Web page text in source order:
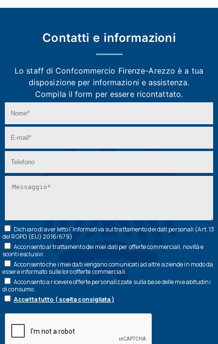
Contatti e informazioni
Lo staff di Confcommercio Firenze-Arezzoè a tua
disposizione per informazioni e assistenza.
Compila il form per essere ricontattato.
Dichiaro di aver letto l’Informativa sul trattamento dei dati personali (Art. 13
del RGPD (EU) 2016/679)
Acconsento al trattamento dei miei dati per offerte commerciali, novità e
sconti esclusivi.
Acconsento che i miei dati vengano comunicati ad altre aziende in modo da
essere informato sulle loro offerte commerciali.
Acconsento a ricevere offerte personalizzate sulla base delle mie abitudini
di consumo.
Accetta tutto ( scelta consigliata )